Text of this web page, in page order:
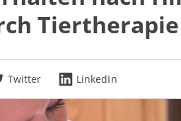
Twitter LinkedIn